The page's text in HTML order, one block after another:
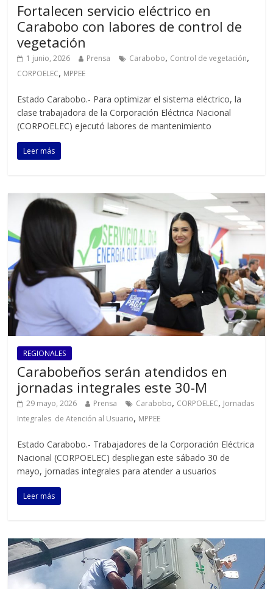
Fortalecen servicio eléctrico en
Carabobo con labores de control de
vegetación
1 junio, 2026 Prensa Carabobo, Control de vegetación,
CORPOELEC, MPPEE
Estado Carabobo.- Para optimizar el sistema eléctrico, la
clase trabajadora de la Corporación Eléctrica Nacional
(CORPOELEC) ejecutó labores de mantenimiento
Leer más
REGIONALES
Carabobeños serán atendidos en
jornadas integrales este 30-M
29 mayo, 2026 Prensa Carabobo, CORPOELEC, Jornadas
Integrales de Atención al Usuario, MPPEE
Estado Carabobo.- Trabajadores de la Corporación Eléctrica
Nacional (CORPOELEC) despliegan este sábado 30 de
mayo, jornadas integrales para atender a usuarios
Leer más